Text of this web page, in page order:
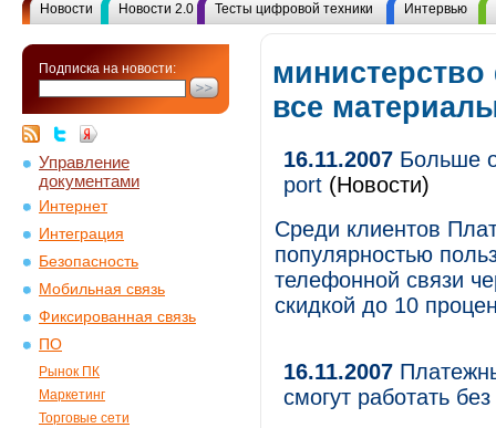
Новости Новости 2.0 Тесты цифровой техники Интервью
Подписка на новости:
Управление
документами
Интернет
Интеграция
Безопасность
Мобильная связь
Фиксированная связь
ПО
Рынок ПК
Маркетинг
Торговые сети
все
16.11.2007 Больше
port (Новости)
Среди клиентов
популярностью
телефонной связи
скидкой до 10
16.11.2007
смогут работать